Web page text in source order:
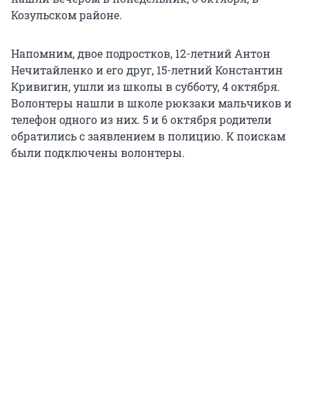
Козульском районе.
Напомним, двое подростков, 12-летний Антон
Нечитайленко и его друг, 15-летний Константин
Кривигин, ушли из школы в субботу, 4 октября.
Волонтеры нашли в школе рюкзаки мальчиков и
телефон одного из них. 5 и 6 октября родители
обратились с заявлением в полицию. К поискам
были подключены волонтеры.